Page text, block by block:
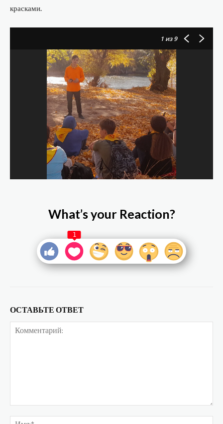
красками.
1 из 9
What’s your Reaction?
1
ОСТАВЬТЕ ОТВЕТ